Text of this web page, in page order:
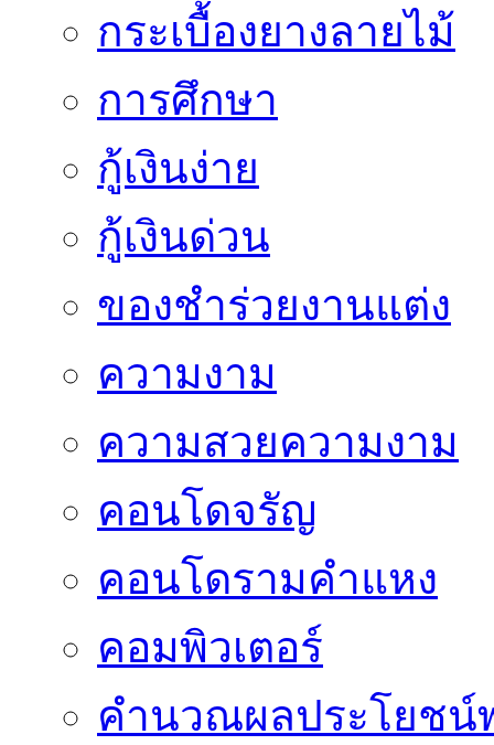
กระเบื้องยางลายไม้
การศึกษา
กู้เงินง่าย
กู้เงินด่วน
ของชำร่วยงานแต่ง
ความงาม
ความสวยความงาม
คอนโดจรัญ
คอนโดรามคำแหง
คอมพิวเตอร์
คำนวณผลประโยชน์